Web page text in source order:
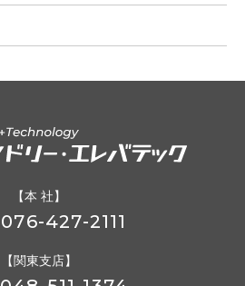
【本 社】
076-427-2111
【関東支店】